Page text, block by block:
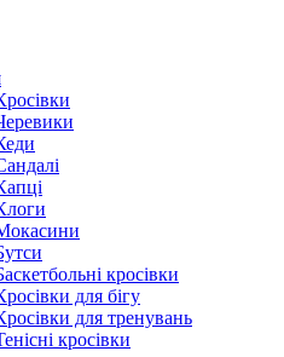
кросівки
для бігу
для тренувань
кросівки